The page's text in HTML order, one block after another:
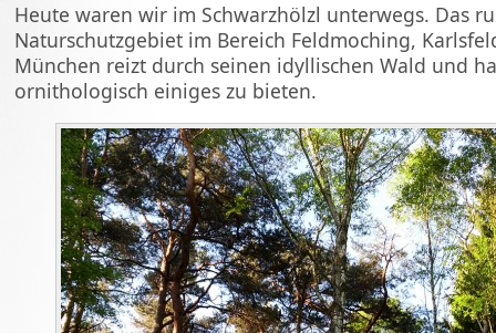
Heute waren wir im Schwarzhölzl unterwegs. Das
Naturschutzgebiet im Bereich Feldmoching,
München reizt durch seinen idyllischen Wald und
ornithologisch einiges zu bieten.